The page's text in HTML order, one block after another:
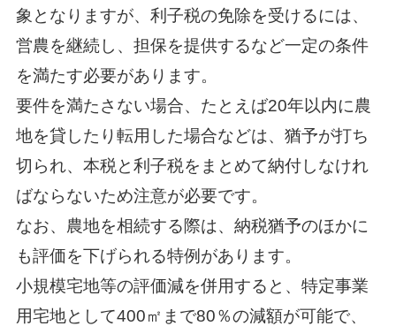
象となりますが、利子税の免除を受けるには、
営農を継続し、担保を提供するなど一定の条件
を満たす必要があります。
要件を満たさない場合、たとえば20年以内に農
地を貸したり転用した場合などは、猶予が打ち
切られ、本税と利子税をまとめて納付しなけれ
ばならないため注意が必要です。
なお、農地を相続する際は、納税猶予のほかに
も評価を下げられる特例があります。
小規模宅地等の評価減を併用すると、特定事業
用宅地として400㎡まで80％の減額が可能で、